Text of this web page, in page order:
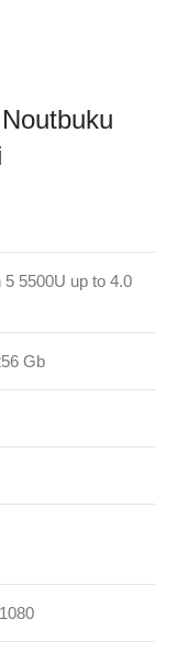
5 5500U up to 4.0
Gb